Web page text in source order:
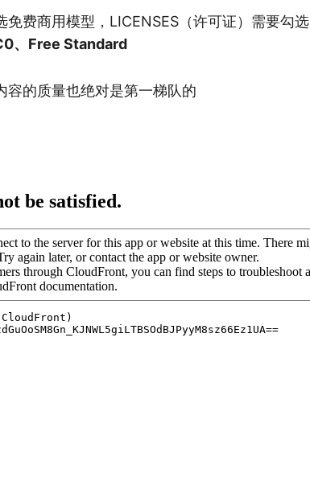
免费商用模型，LICENSES（许可证）需要勾选
、Free Standard
容的质量也绝对是第一梯队的